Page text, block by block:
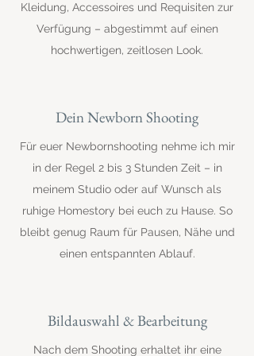
Kleidung, Accessoires und Requisiten zur
Verfügung – abgestimmt auf einen
hochwertigen, zeitlosen Look.
Dein Newborn Shooting
Für euer Newbornshooting nehme ich mir
in der Regel 2 bis 3 Stunden Zeit – in
meinem Studio oder auf Wunsch als
ruhige Homestory bei euch zu Hause. So
bleibt genug Raum für Pausen, Nähe und
einen entspannten Ablauf.
Bildauswahl & Bearbeitung
Nach dem Shooting erhaltet ihr eine